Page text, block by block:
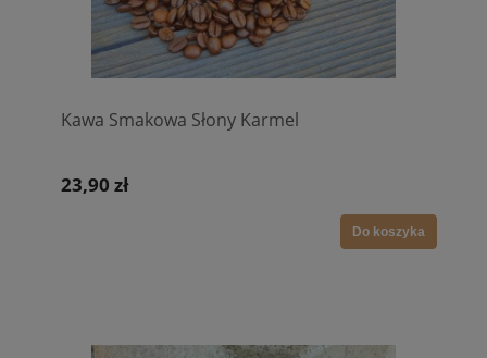
Kawa Smakowa Słony Karmel
23,90 zł
Do koszyka